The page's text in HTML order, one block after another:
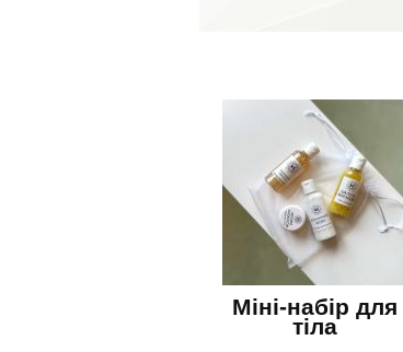
Міні-набір для
тіла